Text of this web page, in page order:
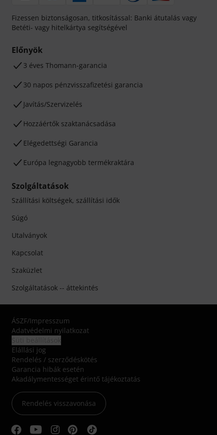
Fizessen biztonságosan, titkosítással: Banki átutalás vagy
Betéti- vagy hitelkártya segítségével
Előnyök
3 éves Thomann-garancia
30 napos pénzvisszafizetési garancia
Javítás/Szervizelés
Hozzáértők szaktanácsadása
Elégedettségi Garancia
Európa legnagyobb termékraktára
Szolgáltatások
Szállítási költségek, szállítási idők
Súgó
Utalványok
Kapcsolat
Szaküzlet
Szolgáltatások -- áttekintés
ÁSZF/Impresszum
Adatvédelmi nyilatkozat
Elállási jog
Rendelés / szerződéskötés
Garancia hibák esetén
Akadálymentességet érintő tájékoztatás
Rendelés visszavonása